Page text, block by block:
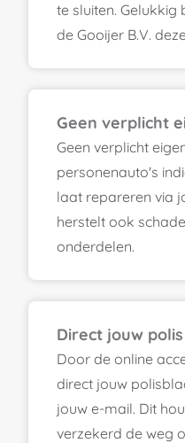
te sluiten.
de Gooijer B.V.
Geen verplicht
Geen verplicht
personenauto's
laat repareren via
herstelt ook
onderdelen.
Direct jouw
Door de online
direct jouw
jouw e-mail. Dit
verzekerd de weg